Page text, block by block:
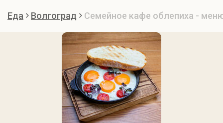
Еда Волгоград Семейное кафе облепиха -